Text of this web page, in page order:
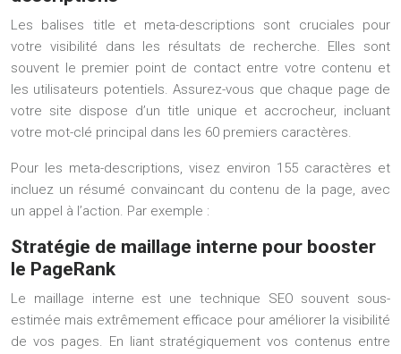
Les balises title et meta-descriptions sont cruciales pour
votre visibilité dans les résultats de recherche. Elles sont
souvent le premier point de contact entre votre contenu et
les utilisateurs potentiels. Assurez-vous que chaque page de
votre site dispose d’un title unique et accrocheur, incluant
votre mot-clé principal dans les 60 premiers caractères.
Pour les meta-descriptions, visez environ 155 caractères et
incluez un résumé convaincant du contenu de la page, avec
un appel à l’action. Par exemple :
Stratégie de maillage interne pour booster
le PageRank
Le maillage interne est une technique SEO souvent sous-
estimée mais extrêmement efficace pour améliorer la visibilité
de vos pages. En liant stratégiquement vos contenus entre